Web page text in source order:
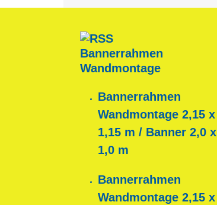
Bannerrahmen
Wandmontage
Bannerrahmen
Wandmontage 2,15 x
1,15 m / Banner 2,0 x
1,0 m
Bannerrahmen
Wandmontage 2,15 x